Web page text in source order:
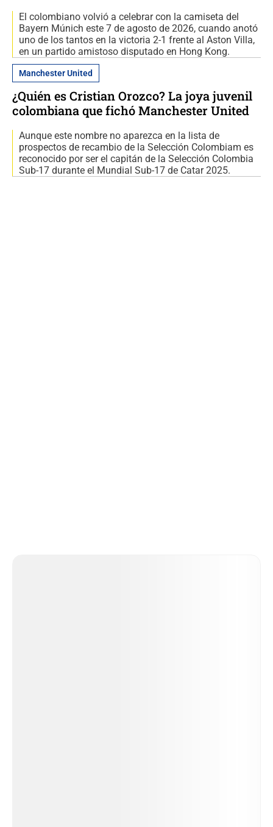
El colombiano volvió a celebrar con la camiseta del
Bayern Múnich este 7 de agosto de 2026, cuando anotó
uno de los tantos en la victoria 2-1 frente al Aston Villa,
en un partido amistoso disputado en Hong Kong.
Manchester United
¿Quién es Cristian Orozco? La joya juvenil
colombiana que fichó Manchester United
Aunque este nombre no aparezca en la lista de
prospectos de recambio de la Selección Colombiam es
reconocido por ser el capitán de la Selección Colombia
Sub-17 durante el Mundial Sub-17 de Catar 2025.